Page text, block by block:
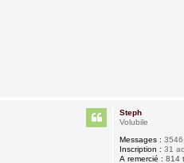
Steph
Volubile
Messages : 3546
Inscription : 31
A remercié : 814